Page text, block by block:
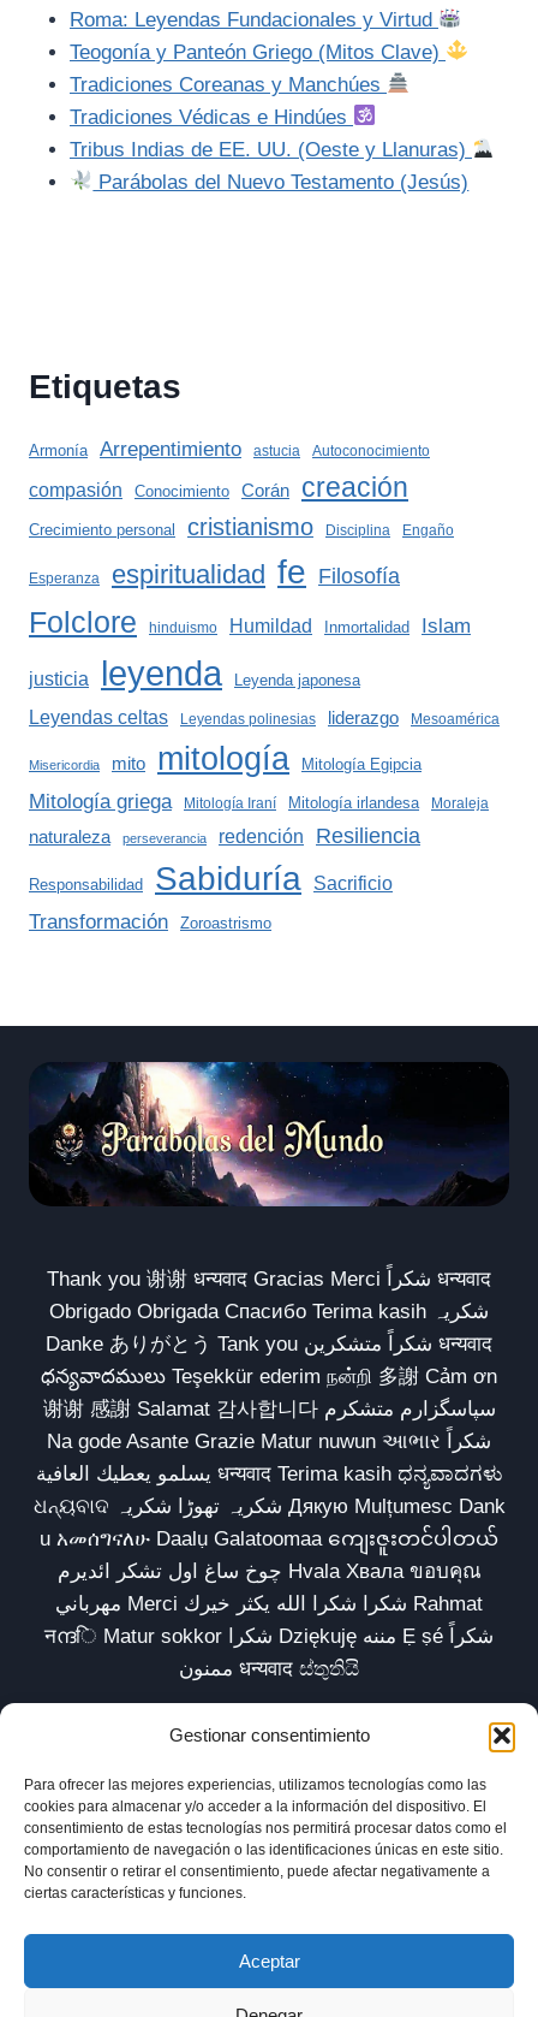
Gestionar consentimiento
Para ofrecer las mejores experiencias, utilizamos tecnologías como las
cookies para almacenar y/o acceder a la información del dispositivo. El
consentimiento de estas tecnologías nos permitirá procesar datos como el
comportamiento de navegación o las identificaciones únicas en este sitio.
No consentir o retirar el consentimiento, puede afectar negativamente a
ciertas características y funciones.
Aceptar
Roma: Leyendas Fundacionales y Virtud
Teogonía y Panteón Griego (Mitos Clave)
Tradiciones Coreanas y Manchúes
Tradiciones Védicas e Hindúes
Tribus Indias de EE. UU. (Oeste y Llanuras)
Parábolas del Nuevo Testamento (Jesús)
Etiquetas
Armonía Arrepentimiento astucia Autoconocimiento
compasión Conocimiento Corán creación
Crecimiento personal cristianismo Disciplina Engaño
Esperanza espiritualidad fe Filosofía
Folclore hinduismo Humildad Inmortalidad Islam
justicia leyenda Leyenda japonesa
Leyendas celtas Leyendas polinesias liderazgo Mesoamérica
Misericordia mito mitología Mitología Egipcia
Mitología griega Mitología Iraní Mitología irlandesa Moraleja
naturaleza perseverancia redención Resiliencia
Responsabilidad Sabiduría Sacrificio
Transformación Zoroastrismo
Thank you 谢谢 धन्यवाद Gracias Merci شكراً धन्यवाद
Obrigado Obrigada Спасибо Terima kasih شکریہ
Danke ありがとう Tank you شكراً متشكرين धन्यवाद
ధన్యవాదములు Teşekkür ederim நன்றி 多謝 Cảm ơn
谢谢 感謝 Salamat 감사합니다 سپاسگزارم متشکرم
Na gode Asante Grazie Matur nuwun આભાર شكراً
يسلمو يعطيك العافية धन्यवाद Terima kasih ಧನ್ಯವಾದಗಳು
ଧନ୍ୟବାଦ شکریہ تھوڑا شکریہ Дякую Mulțumesc Dank
u አመሰግናለሁ Daalụ Galatoomaa ကျေးဇူးတင်ပါတယ်
چوخ ساغ اول تشکر ائدیرم Hvala Хвала ขอบคุณ
مهرباني Merci شكرا شكرا الله يكثر خيرك Rahmat
नന്ദि Matur sokkor شكرا Dziękuję مننه Ẹ ṣé شكراً
ممنون धन्यवाद ස්තුතියි
Inicio Biblioteca Parábolas TV
Comunidad
Esencia
Blog
Política de privacidad
Aviso legal
Política de cookies (UE)